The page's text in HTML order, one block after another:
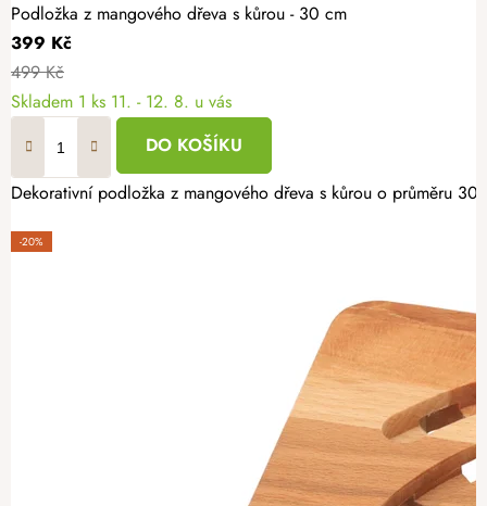
Podložka z mangového dřeva s kůrou - 30 cm
399 Kč
499 Kč
Skladem 1 ks 11. - 12. 8. u vás
DO KOŠÍKU
Dekorativní podložka z mangového dřeva s kůrou o průměru
-20%